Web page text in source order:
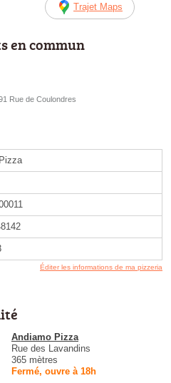
Trajet Maps
en commun
Rue de Coulondres
Éditer les informations de ma pizzeria
Andiamo Pizza
Rue des Lavandins
365 mètres
Fermé, ouvre à 18h